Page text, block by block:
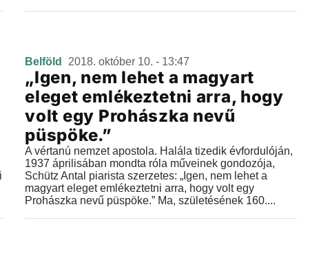
Belföld 2018. október 10. - 13:47
„Igen, nem lehet a magyart
eleget emlékeztetni arra, hogy
volt egy Prohászka nevű
püspöke.”
A vértanú nemzet apostola. Halála tizedik évfordulóján,
1937 áprilisában mondta róla műveinek gondozója,
Schütz Antal piarista szerzetes: „Igen, nem lehet a
magyart eleget emlékeztetni arra, hogy volt egy
Prohászka nevű püspöke.” Ma, születésének 160....